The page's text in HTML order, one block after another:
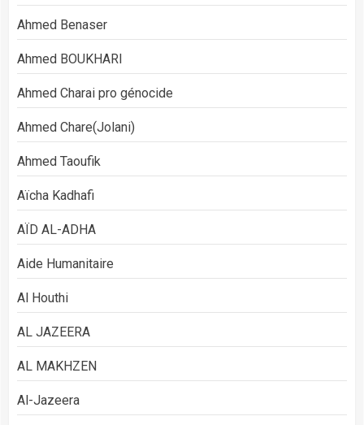
Ahmed Benaser
Ahmed BOUKHARI
Ahmed Charai pro génocide
Ahmed Chare(Jolani)
Ahmed Taoufik
Aïcha Kadhafi
AÏD AL-ADHA
Aide Humanitaire
Al Houthi
AL JAZEERA
AL MAKHZEN
Al-Jazeera